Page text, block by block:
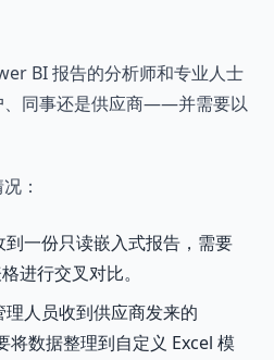
BI 报告的分析师和专业人士
同事还是供应商——并需要以
：
到一份只读嵌入式报告，需要
进行交叉对比。
理人员收到供应商发来的
将数据整理到自定义 Excel 模